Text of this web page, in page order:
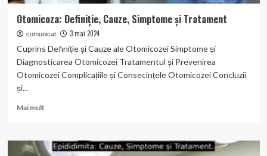
Otomicoza: Definiție, Cauze, Simptome și Tratament
comunicat 3 mai 2024
Cuprins Definiție și Cauze ale Otomicozei Simptome și
Diagnosticarea Otomicozei Tratamentul și Prevenirea
Otomicozei Complicațiile și Consecințele Otomicozei Concluzii
și...
Mai multRead
Otomicoza:
Definiție,